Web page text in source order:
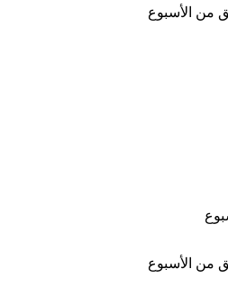
من الأسبوع
من الأسبوع